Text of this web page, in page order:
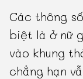
Các thông
biệt là ở nữ
vào khung
chẳng hạn